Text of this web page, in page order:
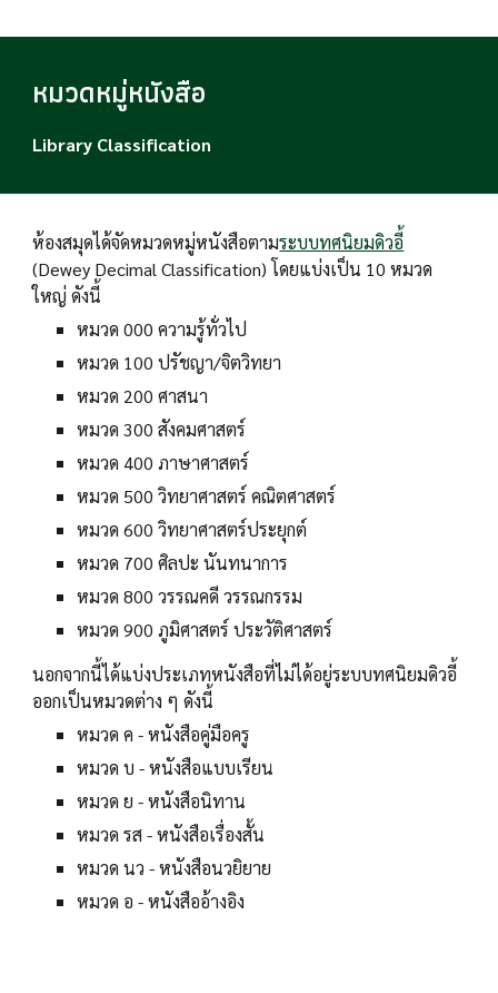
หมวดหมู่หนังสือ
Library Classification
ห้องสมุดได้จัดหมวดหมู่หนังสือตามระบบทศนิยมดิวอี้
(Dewey Decimal Classification) โดยแบ่งเป็น 10 หมวด
ใหญ่ ดังนี้
หมวด 000 ความรู้ทั่วไป
หมวด 100 ปรัชญา/จิตวิทยา
หมวด 200 ศาสนา
หมวด 300 สังคมศาสตร์
หมวด 400 ภาษาศาสตร์
หมวด 500 วิทยาศาสตร์ คณิตศาสตร์
หมวด 600 วิทยาศาสตร์ประยุกต์
หมวด 700 ศิลปะ นันทนาการ
หมวด 800 วรรณคดี วรรณกรรม
หมวด 900 ภูมิศาสตร์ ประวัติศาสตร์
นอกจากนี้ได้แบ่งประเภทหนังสือที่ไม่ได้อยู่ระบบทศนิยมดิวอี้
ออกเป็นหมวดต่าง ๆ ดังนี้
หมวด ค - หนังสือคู่มือครู
หมวด บ - หนังสือแบบเรียน
หมวด ย - หนังสือนิทาน
หมวด รส - หนังสือเรื่องสั้น
หมวด นว - หนังสือนวยิยาย
หมวด อ - หนังสืออ้างอิง